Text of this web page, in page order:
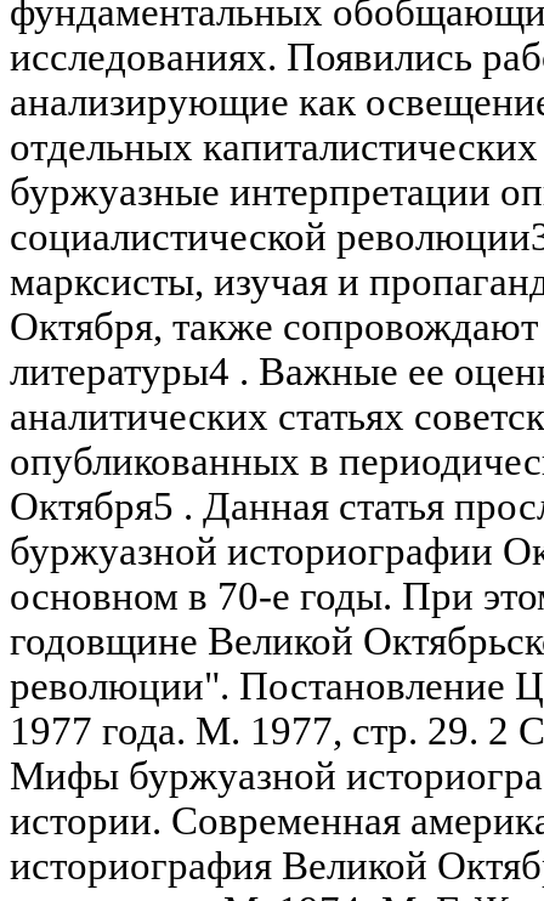
фундаментальных
исследованиях. Появились
анализирующие как
отдельных
буржуазные интерпретации
социалистической
марксисты, изучая и
Октября, также
литературы4 . Важные ее
аналитических статьях
опубликованных в
Октября5 . Данная статья
буржуазной историографии
основном в 70-е годы. При
годовщине Великой
революции". Постановление
1977 года. М. 1977, стр. 29.
Мифы буржуазной
истории. Современная
историография Великой